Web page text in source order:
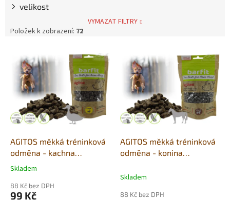
velikost
VYMAZAT FILTRY
Položek k zobrazení: 72
AGITOS měkká tréninková
odměna - kachna
monoprotein 350g
Průměrné
produktu
Skladem
88 Kč bez DPH
99 Kč
AGITOS měkká tréninková
odměna - konina
Skladem
88 Kč bez DPH